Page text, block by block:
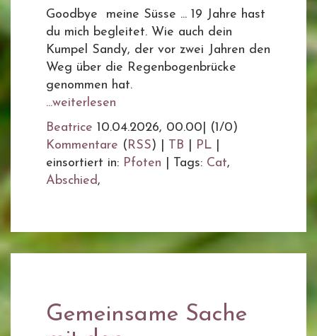
Goodbye meine Süsse ... 19 Jahre hast
du mich begleitet. Wie auch dein
Kumpel Sandy, der vor zwei Jahren den
Weg über die Regenbogenbrücke
genommen hat.
...weiterlesen
Beatrice 10.04.2026, 00.00
(1/0)
Kommentare ( RSS) | TB PL
einsortiert in: Pfoten Tags: Cat,
Abschied,
Gemeinsame Sache